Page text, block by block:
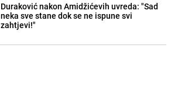
Duraković nakon Amidžićevih uvreda: "Sad
neka sve stane dok se ne ispune svi
zahtjevi!"